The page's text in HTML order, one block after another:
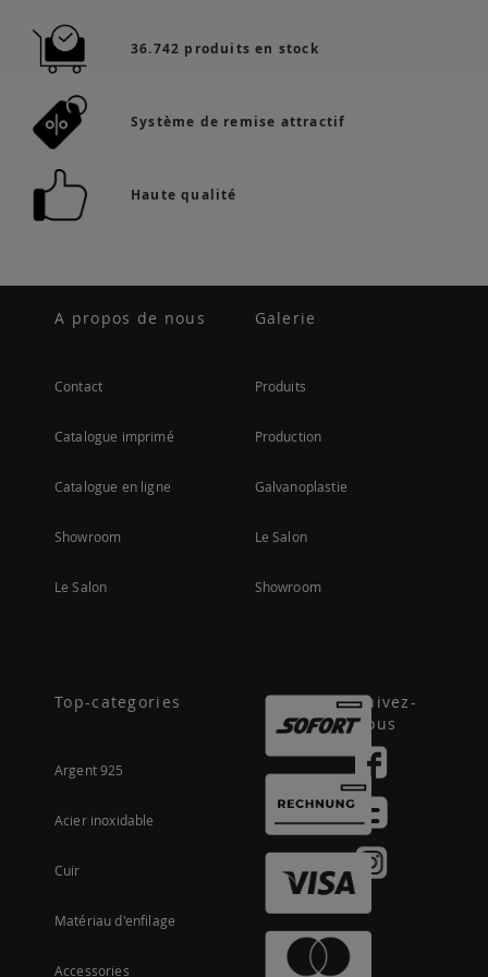
36.742 produits en stock
Système de remise attractif
Haute qualité
A propos de nous
Contact
Catalogue imprimé
Catalogue en ligne
Showroom
Le Salon
Galerie
Produits
Production
Galvanoplastie
Le Salon
Showroom
Top-categories
Argent 925
Acier inoxidable
Cuir
Matériau d'enfilage
Accessories
Suivez-
nous